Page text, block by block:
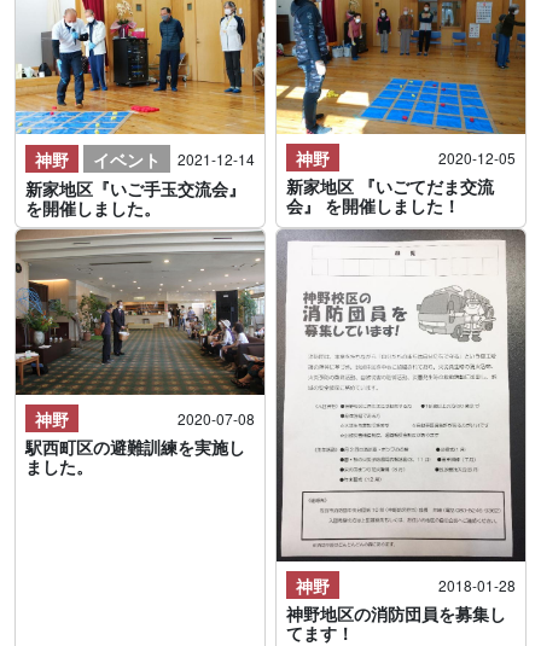
神野 イベント 2021-12-14
新家地区『いご手玉交流会』
を開催しました。
神野 2020-12-05
新家地区 『いごてだま交流
会』 を開催しました！
神野 2020-07-08
駅西町区の避難訓練を実施し
ました。
神野 2018-01-28
神野地区の消防団員を募集し
てます！